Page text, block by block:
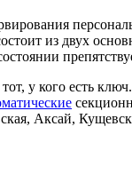
из двух
у кого есть
Аксай,